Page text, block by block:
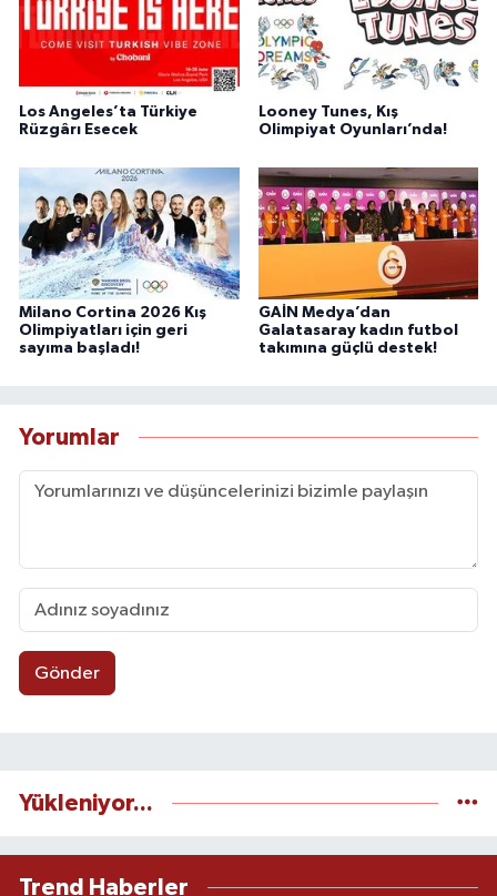
Los Angeles’ta Türkiye
Rüzgârı Esecek
Looney Tunes, Kış
Olimpiyat Oyunları’nda!
Milano Cortina 2026 Kış
Olimpiyatları için geri
sayıma başladı!
GAİN Medya’dan
Galatasaray kadın futbol
takımına güçlü destek!
Yorumlar
Gönder
Yükleniyor...
Trend Haberler